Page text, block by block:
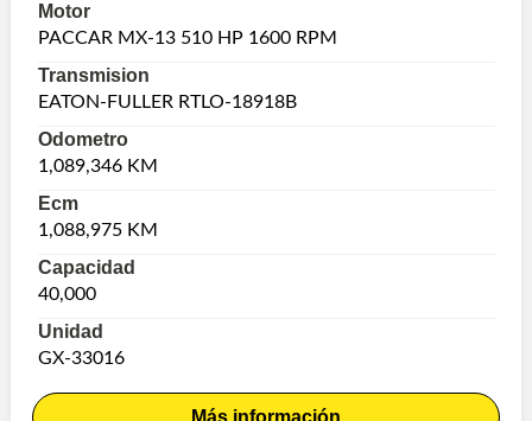
Motor
PACCAR MX-13 510 HP 1600 RPM
Transmision
EATON-FULLER RTLO-18918B
Odometro
1,089,346 KM
Ecm
1,088,975 KM
Capacidad
40,000
Unidad
GX-33016